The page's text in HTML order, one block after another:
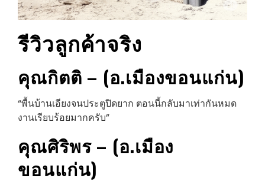
รีวิวลูกค้าจริง
คุณกิตติ – (อ.เมืองขอนแก่น)
“พื้นบ้านเอียงจนประตูปิดยาก ตอนนี้กลับมาเท่ากันหมด
งานเรียบร้อยมากครับ”
คุณศิริพร – (อ.เมือง
ขอนแก่น)